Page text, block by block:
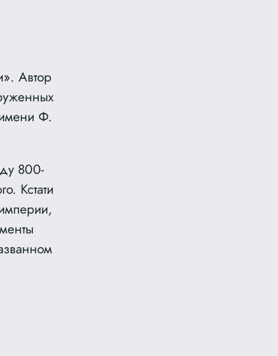
Автор
Ф.
800-
Кстати